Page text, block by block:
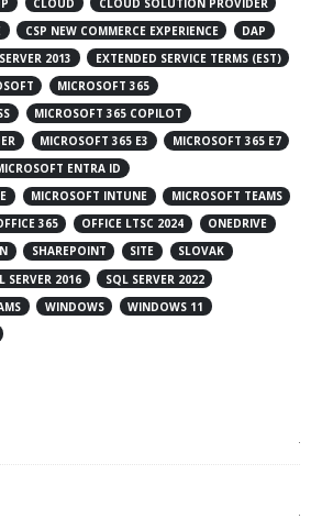
CSP NEW COMMERCE EXPERIENCE
DAP
2013
EXTENDED SERVICE TERMS (EST)
MICROSOFT 365
MICROSOFT 365 COPILOT
MICROSOFT 365 E3
MICROSOFT 365 E7
ENTRA ID
MICROSOFT INTUNE
MICROSOFT TEAMS
365 OFFICE LTSC 2024
ONEDRIVE
SHAREPOINT SITE
SLOVAK
SERVER 2016
SQL SERVER 2022
WINDOWS
WINDOWS 11